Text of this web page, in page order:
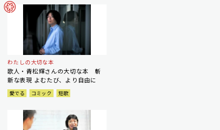
わたしの大切な本
歌人・青松輝さんの大切な本 斬
新な表現 よむたび、より自由に
愛でる コミック 短歌